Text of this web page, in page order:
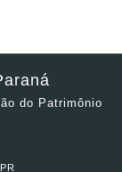
do Patrimônio